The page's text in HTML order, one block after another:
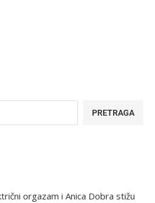
PRETRAGA
orgazam i Anica Dobra stižu